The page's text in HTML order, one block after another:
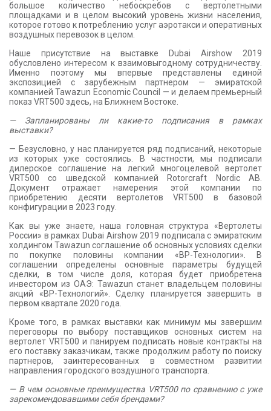
большое количество небоскребов с вертолетными
площадками и в целом высокий уровень жизни населения,
которое готово к потреблению услуг аэротакси и оперативных
воздушных перевозок в целом.
Наше присутствие на выставке Dubai Airshow 2019
обусловлено интересом к взаимовыгодному сотрудничеству.
Именно поэтому мы впервые представлены единой
экспозицией с зарубежным партнером — эмиратской
компанией Tawazun Economic Council — и делаем премьерный
показ VRT500 здесь, на Ближнем Востоке.
— Запланированы ли какие-то подписания в рамках
выставки?
— Безусловно, у нас планируется ряд подписаний, некоторые
из которых уже состоялись. В частности, мы подписали
дилерское соглашение на легкий многоцелевой вертолет
VRT500 со шведской компанией Rotorcraft Nordic AB.
Документ отражает намерения этой компании по
приобретению десяти вертолетов VRT500 в базовой
конфигурации в 2023 году.
Как вы уже знаете, наша головная структура «Вертолеты
России» в рамках Dubai Airshow 2019 подписала с эмиратским
холдингом Tawazun соглашение об основных условиях сделки
по покупке половины компании «ВР-Технологии». В
соглашении определены основные параметры будущей
сделки, в том числе доля, которая будет приобретена
инвестором из ОАЭ: Tawazun станет владельцем половины
акций «ВР-Технологий». Сделку планируется завершить в
первом квартале 2020 года.
Кроме того, в рамках выставки как минимум мы завершим
переговоры по выбору поставщиков основных систем на
вертолет VRT500 и панируем подписать новые контракты на
его поставку заказчикам, также продолжим работу по поиску
партнеров, заинтересованных в совместном развитии
направления городского воздушного транспорта.
— В чем основные преимущества VRT500 по сравнению с уже
зарекомендовавшими себя брендами?